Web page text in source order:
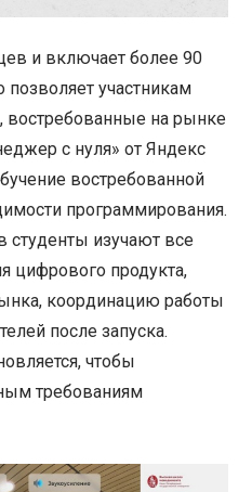
и включает более 90
позволяет участникам
востребованные на рынке
с нуля» от Яндекс
востребованной
программирования.
студенты изучают все
цифрового продукта,
координацию работы
после запуска.
чтобы
требованиям